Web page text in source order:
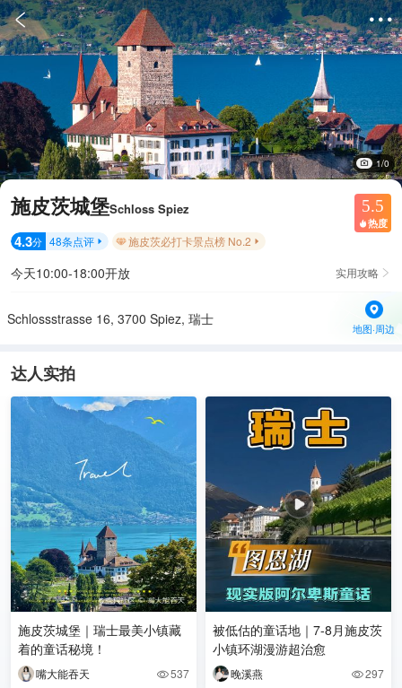
 
1/0
施皮茨城堡Schloss Spiez 5.5
 热度
4.3分 48条点评  施皮茨必打卡景点榜 No.2 
今天10:00-18:00开放 实用攻略 
Schlossstrasse 16, 3700 Spiez, 瑞士
地图·周边
达人实拍
施皮茨城堡｜瑞士最美小镇藏
着的童话秘境！
嘴大能吞天 537
被低估的童话地｜7-8月施皮茨
小镇环湖漫游超治愈
晚溪燕 297